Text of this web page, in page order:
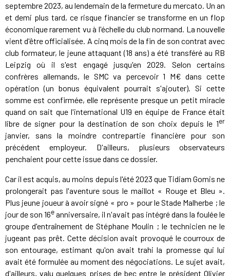
septembre 2023, au lendemain de la fermeture du mercato. Un an
et demi plus tard, ce risque financier se transforme en un flop
économique rarement vu à l'échelle du club normand. La nouvelle
vient d'être officialisée. A cinq mois de la fin de son contrat avec
club formateur, le jeune attaquant (18 ans) a été transféré au RB
Leipzig où il s'est engagé jusqu'en 2029. Selon certains
confrères allemands, le SMC va percevoir 1 M€ dans cette
opération (un bonus équivalent pourrait s'ajouter). Si cette
somme est confirmée, elle représente presque un petit miracle
quand on sait que l'international U19 en équipe de France était
libre de signer pour la destination de son choix depuis le 1er
janvier, sans la moindre contrepartie financière pour son
précédent employeur. D'ailleurs, plusieurs observateurs
penchaient pour cette issue dans ce dossier.
Car il est acquis, au moins depuis l'été 2023 que Tidiam Gomis ne
prolongerait pas l'aventure sous le maillot « Rouge et Bleu ».
Plus jeune joueur à avoir signé « pro » pour le Stade Malherbe ; le
jour de son 16eanniversaire, il n'avait pas intégré dans la foulée le
groupe d'entraînement de Stéphane Moulin ; le technicien ne le
jugeant pas prêt. Cette décision avait provoqué le courroux de
son entourage, estimant qu'on avait trahi la promesse qui lui
avait été formulée au moment des négociations. Le sujet avait,
d'ailleurs, valu quelques prises de bec entre le président Olivier